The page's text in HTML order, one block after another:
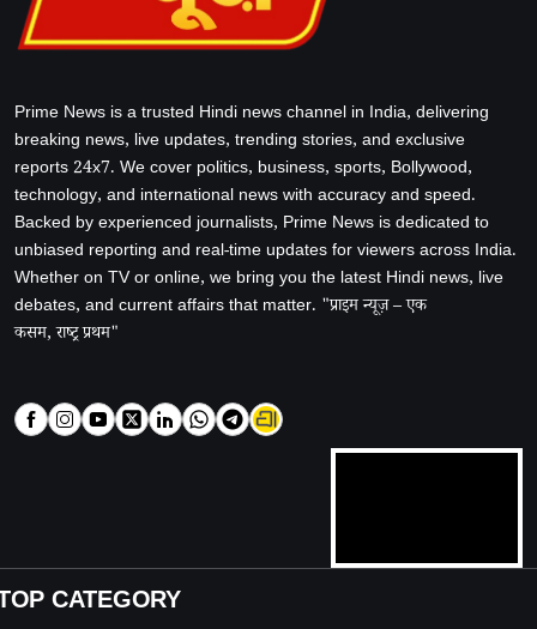
Prime News is a trusted Hindi news channel in India, delivering
breaking news, live updates, trending stories, and exclusive
reports 24x7. We cover politics, business, sports, Bollywood,
technology, and international news with accuracy and speed.
Backed by experienced journalists, Prime News is dedicated to
unbiased reporting and real-time updates for viewers across India.
Whether on TV or online, we bring you the latest Hindi news, live
debates, and current affairs that matter. "प्राइम न्यूज़ – एक
कसम, राष्ट्र प्रथम"
CATEGORY